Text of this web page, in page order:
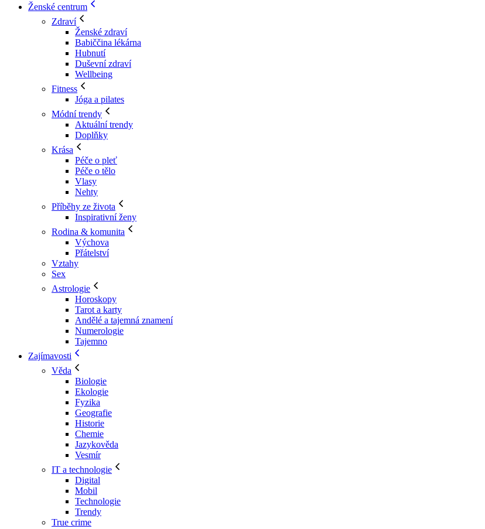
Ženské centrum
Zdraví
Ženské zdraví
Babiččina lékárna
Hubnutí
Duševní zdraví
Wellbeing
Fitness
Jóga a pilates
Módní trendy
Aktuální trendy
Doplňky
Krása
Péče o pleť
Péče o tělo
Vlasy
Nehty
Příběhy ze života
Inspirativní ženy
Rodina & komunita
Výchova
Přátelství
Vztahy
Sex
Astrologie
Horoskopy
Tarot a karty
Andělé a tajemná znamení
Numerologie
Tajemno
Zajímavosti
Věda
Biologie
Ekologie
Fyzika
Geografie
Historie
Chemie
Jazykověda
Vesmír
IT a technologie
Digital
Mobil
Technologie
Trendy
True crime